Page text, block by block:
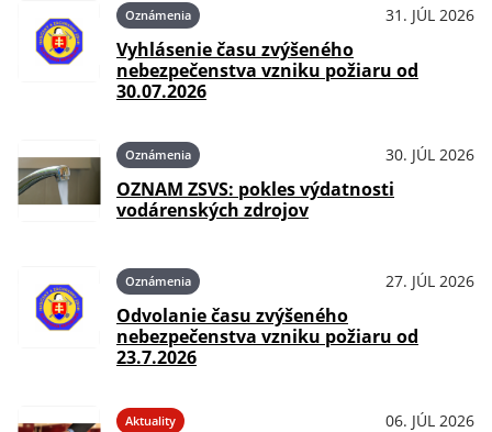
Oznámenia 31. JÚL 2026
Vyhlásenie času zvýšeného
nebezpečenstva vzniku požiaru od
30.07.2026
Oznámenia 30. JÚL 2026
OZNAM ZSVS: pokles výdatnosti
vodárenských zdrojov
Oznámenia 27. JÚL 2026
Odvolanie času zvýšeného
nebezpečenstva vzniku požiaru od
23.7.2026
Aktuality 06. JÚL 2026